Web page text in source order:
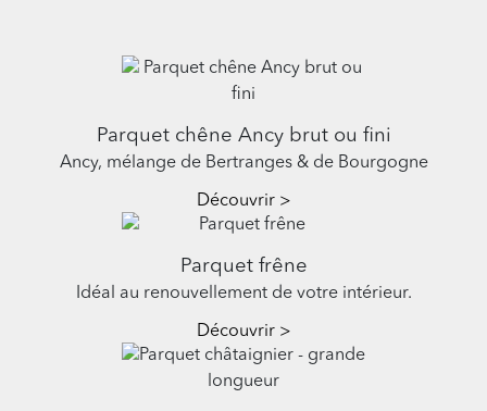
Parquet chêne Ancy brut ou fini
Ancy, mélange de Bertranges & de Bourgogne
Découvrir >
Parquet frêne
Idéal au renouvellement de votre intérieur.
Découvrir >